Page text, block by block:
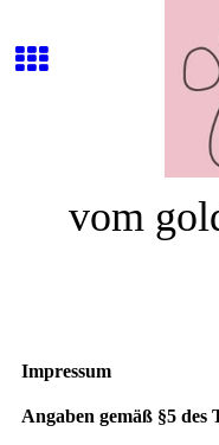
vom
Impressum
Angaben gemäß §5 des